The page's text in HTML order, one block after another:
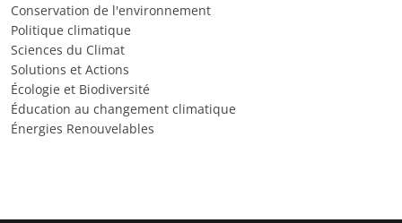
Conservation de l'environnement
Politique climatique
Sciences du Climat
Solutions et Actions
Écologie et Biodiversité
Éducation au changement climatique
Énergies Renouvelables